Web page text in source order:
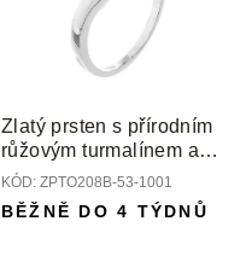
Zlatý prsten s přírodním
růžovým turmalínem a
diamanty
KÓD: ZPTO208B-53-1001
BĚŽNĚ DO 4 TÝDNŮ